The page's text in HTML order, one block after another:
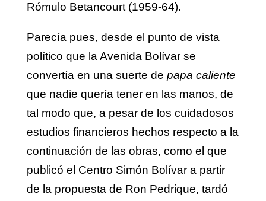
Rómulo Betancourt (1959-64).
Parecía pues, desde el punto de vista
político que la Avenida Bolívar se
convertía en una suerte de papa caliente
que nadie quería tener en las manos, de
tal modo que, a pesar de los cuidadosos
estudios financieros hechos respecto a la
continuación de las obras, como el que
publicó el Centro Simón Bolívar a partir
de la propuesta de Ron Pedrique, tardó